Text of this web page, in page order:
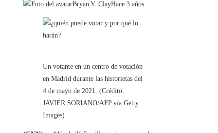
Bryan Y. ClayHace 3 años
Un votante en un centro de votación
en Madrid durante las historietas del
4 de mayo de 2021. (Crédito:
JAVIER SORIANO/AFP vía Getty
Images)